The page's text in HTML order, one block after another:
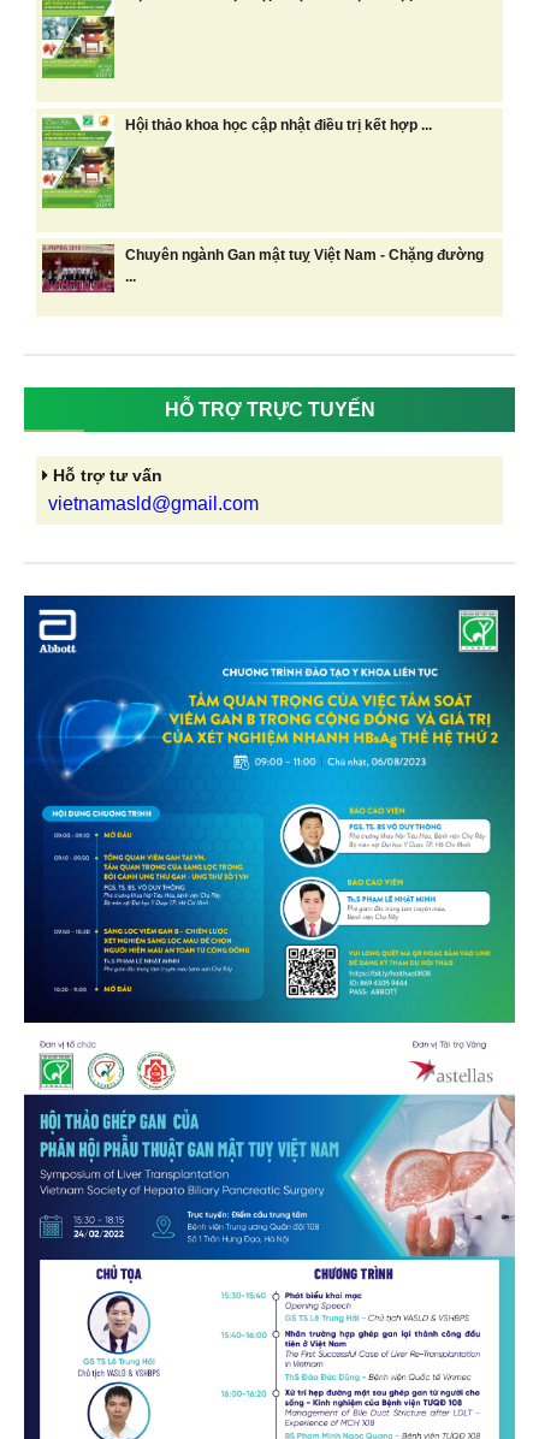
Hội thảo khoa học cập nhật điều trị kết hợp ...
Chuyên ngành Gan mật tuỵ Việt Nam - Chặng đường
...
HỖ TRỢ TRỰC TUYẾN
Hỗ trợ tư vấn
vietnamasld@gmail.com